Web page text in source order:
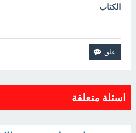
الكتاب
اسئلة متعلقة